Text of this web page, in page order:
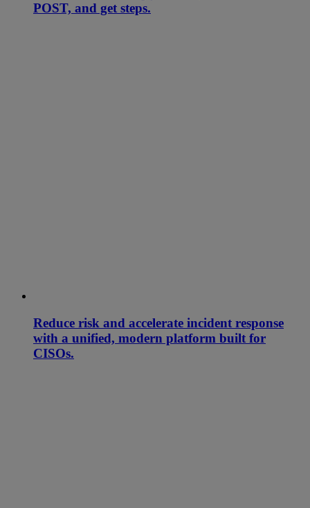
POST, and get steps.
Reduce risk and accelerate incident response
with a unified, modern platform built for
CISOs.